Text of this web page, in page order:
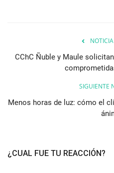
CChC Ñuble y Maule
SIGUIENTE
Menos horas de luz: cómo el
¿CUAL FUE TU REACCIÓN?